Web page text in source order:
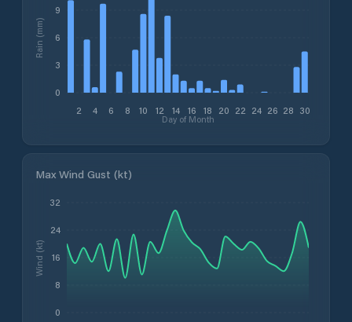
2 4 6 8 10 12 14 16 18 20 22 24 26 28 30
Day of Month
0
3
6
9
Rain (mm)
Max Wind Gust (kt)
0
8
16
24
32
Wind (kt)